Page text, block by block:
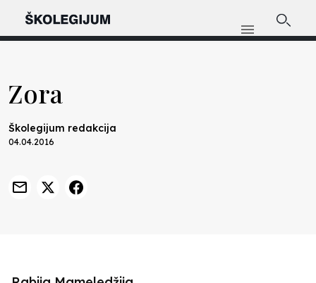
Zora
Školegijum redakcija
04.04.2016